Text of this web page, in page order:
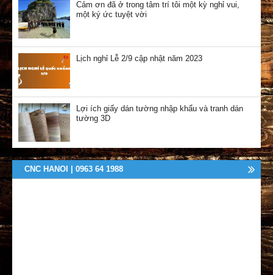
Cảm ơn đã ở trong tâm trí tôi một kỳ nghỉ vui,
một ký ức tuyệt vời
Lịch nghỉ Lễ 2/9 cập nhật năm 2023
Lợi ích giấy dán tường nhập khẩu và tranh dán
tường 3D
CNC HANOI | 0963 64 1988